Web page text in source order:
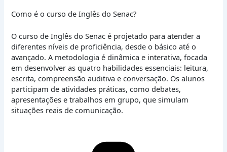
Como é o curso de Inglês do Senac?
O curso de Inglês do Senac é projetado para atender a
diferentes níveis de proficiência, desde o básico até o
avançado. A metodologia é dinâmica e interativa, focada
em desenvolver as quatro habilidades essenciais: leitura,
escrita, compreensão auditiva e conversação. Os alunos
participam de atividades práticas, como debates,
apresentações e trabalhos em grupo, que simulam
situações reais de comunicação.